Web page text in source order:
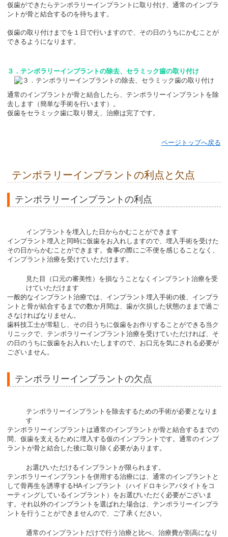
仮歯ができたらテンポラリーインプラントに取り付け、通常のインプラ
ントが骨と結合するのを待ちます。
仮歯の取り付けまでを１日で行いますので、その日のうちにかむことが
できるようになります。
３．テンポラリーインプラントの除去、セラミック歯の取り付け
通常のインプラントが骨と結合したら、テンポラリーインプラントを除
去します（簡単な手術を行います）。
仮歯をセラミック歯に取り替え、治療は完了です。
ページトップへ戻る
テンポラリーインプラントの利点と欠点
テンポラリーインプラントの利点
インプラントを埋入した日からかむことができます
インプラント埋入と同時に仮歯をお入れしますので、埋入手術を受けた
その日からかむことができます。食事の際にご不便を感じることなく、
インプラント治療を受けていただけます。
見た目（口元の審美性）を損なうことなくインプラント治療を受
けていただけます
一般的なインプラント治療では、インプラント埋入手術の後、インプラ
ントと骨が結合するまでの数か月間は、歯が欠損した状態のままで過ご
さなければなりません。
歯科技工士が常駐し、その日うちに仮歯をお作りすることができる当ク
リニックで、テンポラリーインプラント治療を受けていただければ、そ
の日のうちに仮歯をお入れいたしますので、お口元を気にされる必要が
ございません。
テンポラリーインプラントの欠点
テンポラリーインプラントを除去するための手術が必要となりま
す
テンポラリーインプラントは通常のインプラントが骨と結合するまでの
間、仮歯を支えるために埋入する仮のインプラントです。通常のインプ
ラントが骨と結合した後に取り除く必要があります。
お選びいただけるインプラントが限られます。
テンポラリーインプラントを併用する治療には、通常のインプラントと
して骨再生を誘導するHAインプラント（ハイドロキシアパタイトをコ
ーティングしているインプラント）をお選びいただく必要がございま
す。それ以外のインプラントを選ばれた場合は、テンポラリーインプラ
ントを行うことができませんので、ご了承ください。
通常のインプラントだけで行う治療と比べ、治療費が割高になり